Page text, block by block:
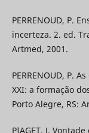
PERRENOUD, P.
incerteza. 2. ed.
Artmed, 2001.
PERRENOUD, P.
XXI: a formação
Porto Alegre, RS:
PIAGET, J.